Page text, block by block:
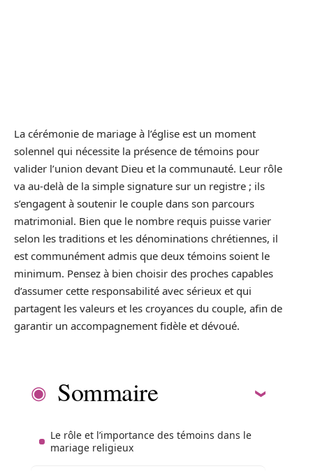
La cérémonie de mariage à l’église est un moment
solennel qui nécessite la présence de témoins pour
valider l’union devant Dieu et la communauté. Leur rôle
va au-delà de la simple signature sur un registre ; ils
s’engagent à soutenir le couple dans son parcours
matrimonial. Bien que le nombre requis puisse varier
selon les traditions et les dénominations chrétiennes, il
est communément admis que deux témoins soient le
minimum. Pensez à bien choisir des proches capables
d’assumer cette responsabilité avec sérieux et qui
partagent les valeurs et les croyances du couple, afin de
garantir un accompagnement fidèle et dévoué.
Sommaire
Le rôle et l’importance des témoins dans le
mariage religieux